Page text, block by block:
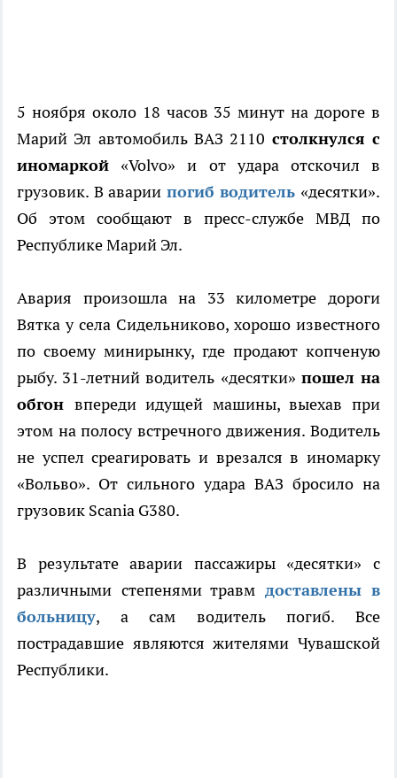
5 ноября около 18 часов 35 минут на дороге в
Марий Эл автомобиль ВАЗ 2110 столкнулся с
иномаркой «Volvo» и от удара отскочил в
грузовик. В аварии погиб водитель «десятки».
Об этом сообщают в пресс-службе МВД по
Республике Марий Эл.
Авария произошла на 33 километре дороги
Вятка у села Сидельниково, хорошо известного
по своему минирынку, где продают копченую
рыбу. 31-летний водитель «десятки» пошел на
обгон впереди идущей машины, выехав при
этом на полосу встречного движения. Водитель
не успел среагировать и врезался в иномарку
«Вольво». От сильного удара ВАЗ бросило на
грузовик Scania G380.
В результате аварии пассажиры «десятки» с
различными степенями травм доставлены в
больницу, а сам водитель погиб. Все
пострадавшие являются жителями Чувашской
Республики.